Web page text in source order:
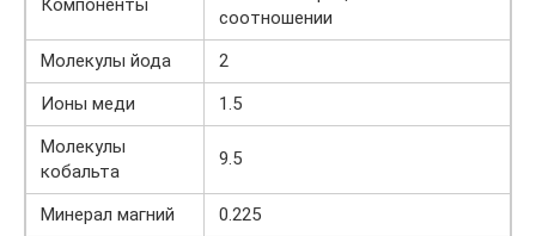
Компоненты
соотношении
Молекулы йода
2
Ионы меди
1.5
Молекулы
кобальта
9.5
Минерал магний
0.225